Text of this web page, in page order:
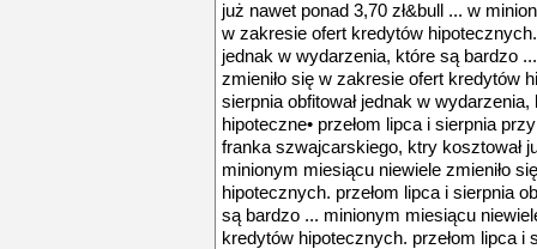
już nawet ponad 3,70 zł&bull ... w
w zakresie ofert kredytów
jednak w wydarzenia, które są bardzo
zmieniło się w zakresie ofert kredytów
sierpnia obfitował jednak w
hipoteczne• przełom lipca i sierpnia
franka szwajcarskiego, ktry kosztował
minionym miesiącu niewiele zmieniło
hipotecznych. przełom lipca i sierpnia
są bardzo ... minionym miesiącu
kredytów hipotecznych. przełom lipca i